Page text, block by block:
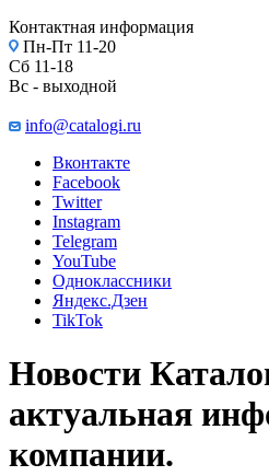
Контактная информация
Пн-Пт 11-20
Сб 11-18
Вс - выходной
info@catalogi.ru
Вконтакте
Facebook
Twitter
Instagram
Telegram
YouTube
Одноклассники
Яндекс.Дзен
TikTok
Новости
актуальная
компании.